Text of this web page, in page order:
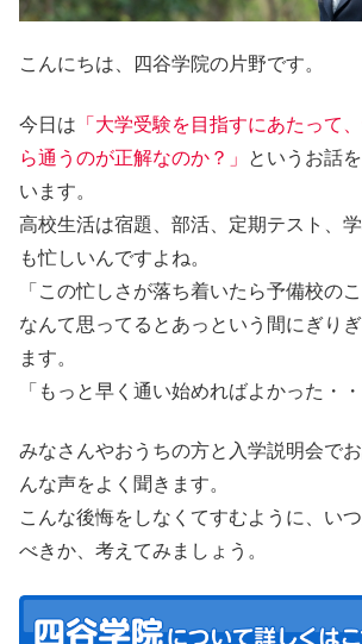
こんにちは、四谷学院の片野です。
今日は 「大学受験を目指すにあたって
ら通うのが正解なのか？」
というお話
います。
高校生活は宿題、部活、定期テスト、
も忙しいんですよね。
「この忙しさが落ち着いたら予備校の
なんて思ってるとあっという間にぎり
ます。
「もっと早く通い始めればよかった・・
みなさんやおうちの方と入学説明会で
んな声をよく聞きます。
こんな後悔をしなくてすむように、い
べきか、考えてみましょう。